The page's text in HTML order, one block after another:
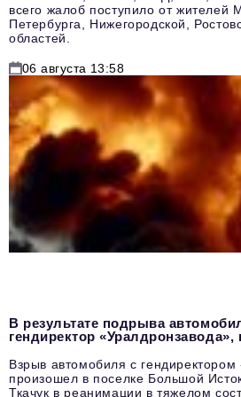
всего жалоб поступило от жителей
Петербурга, Нижегородской,
областей.
06 августа 13:58
В результате подрыва
гендиректор «Уралдронзавода»,
Взрыв автомобиля с
произошел в поселке Большой
Ткачук в реанимации в тяжелом